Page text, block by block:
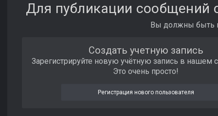
Для публикации сообщений
Вы должны быть
Создать учетную запись
Зарегистрируйте новую учётную запись в нашем
Это очень просто!
Регистрация нового пользователя